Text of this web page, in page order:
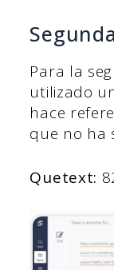
Para la
utilizado
hace
que no ha
Quetext: